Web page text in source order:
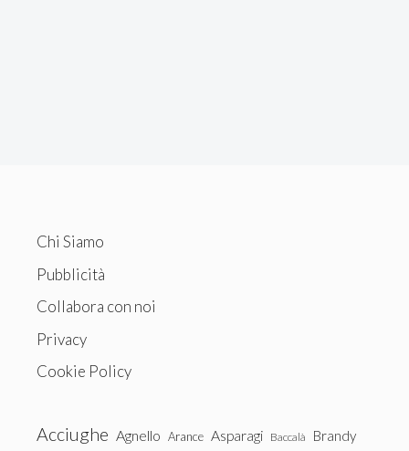
Chi Siamo
Pubblicità
Collabora con noi
Privacy
Cookie Policy
Acciughe Agnello Arance Asparagi Baccalà Brandy